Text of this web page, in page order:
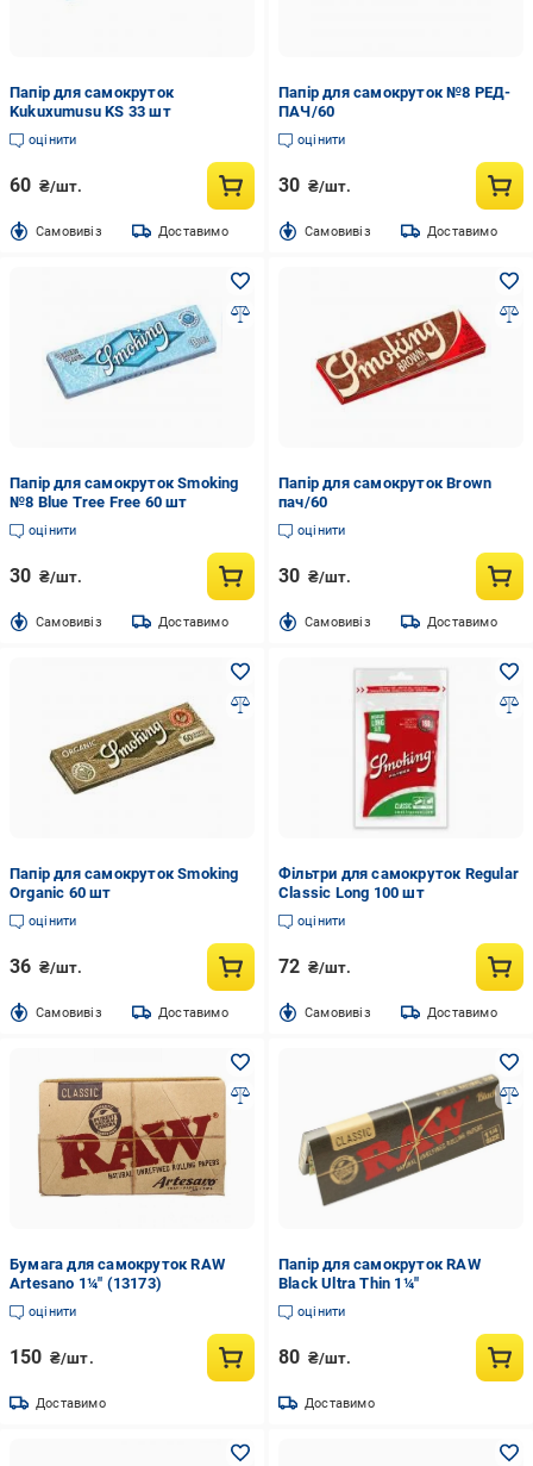
Папір для самокруток
Kukuxumusu KS 33 шт
оцінити
60 ₴/шт.
Cамовивіз Доставимо
Папір для самокруток №8 РЕД-
ПАЧ/60
оцінити
30 ₴/шт.
Cамовивіз Доставимо
Папір для самокруток Smoking
№8 Blue Tree Free 60 шт
оцінити
30 ₴/шт.
Cамовивіз Доставимо
Папір для самокруток Brown
пач/60
оцінити
30 ₴/шт.
Cамовивіз Доставимо
Папір для самокруток Smoking
Organic 60 шт
оцінити
36 ₴/шт.
Cамовивіз Доставимо
Фільтри для самокруток Regular
Classic Long 100 шт
оцінити
72 ₴/шт.
Cамовивіз Доставимо
Бумага для самокруток RAW
Artesano 1¼" (13173)
оцінити
150 ₴/шт.
Доставимо
Папір для самокруток RAW
Black Ultra Thin 1¼"
оцінити
80 ₴/шт.
Доставимо